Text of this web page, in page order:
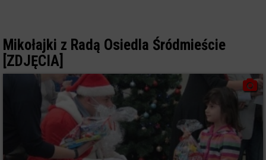
Mikołajki z Radą Osiedla Śródmieście
[ZDJĘCIA]